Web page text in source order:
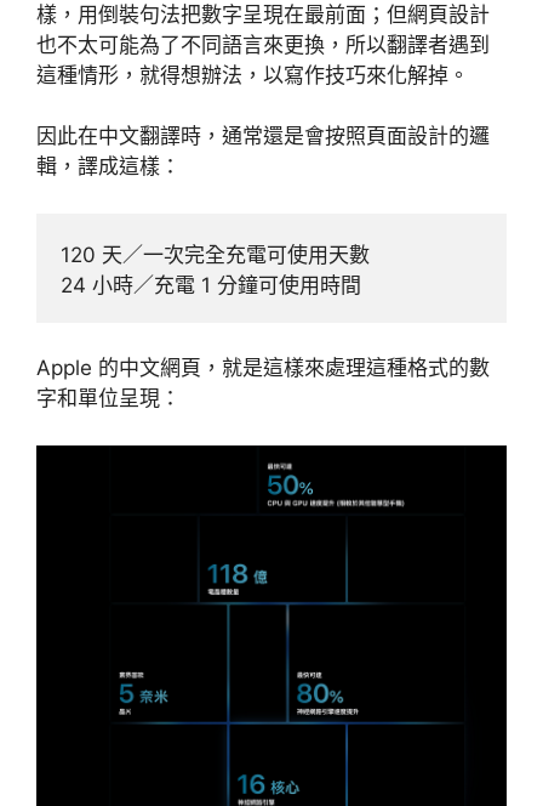
樣，用倒裝句法把數字呈現在最前面；但網頁設計
也不太可能為了不同語言來更換，所以翻譯者遇到
這種情形，就得想辦法，以寫作技巧來化解掉。
因此在中文翻譯時，通常還是會按照頁面設計的邏
輯，譯成這樣：
120 天／一次完全充電可使用天數
24 小時／充電 1 分鐘可使用時間
Apple 的中文網頁，就是這樣來處理這種格式的數
字和單位呈現：